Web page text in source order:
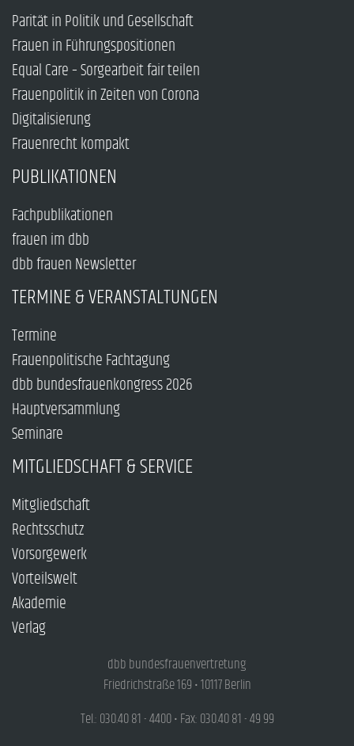
Parität in Politik und Gesellschaft
Frauen in Führungspositionen
Equal Care – Sorgearbeit fair teilen
Frauenpolitik in Zeiten von Corona
Digitalisierung
Frauenrecht kompakt
PUBLIKATIONEN
Fachpublikationen
frauen im dbb
dbb frauen Newsletter
TERMINE & VERANSTALTUNGEN
Termine
Frauenpolitische Fachtagung
dbb bundesfrauenkongress 2026
Hauptversammlung
Seminare
MITGLIEDSCHAFT & SERVICE
Mitgliedschaft
Rechtsschutz
Vorsorgewerk
Vorteilswelt
Akademie
Verlag
dbb bundesfrauenvertretung
Friedrichstraße 169 • 10117 Berlin
Tel.: 030.40 81 - 4400 • Fax: 030.40 81 - 49 99